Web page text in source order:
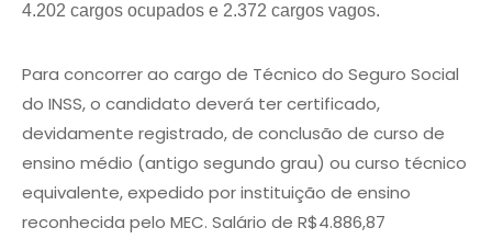
4.202 cargos ocupados e 2.372 cargos vagos.
Para concorrer ao cargo de Técnico do Seguro Social
do INSS, o candidato deverá ter certificado,
devidamente registrado, de conclusão de curso de
ensino médio (antigo segundo grau) ou curso técnico
equivalente, expedido por instituição de ensino
reconhecida pelo MEC. Salário de R$4.886,87